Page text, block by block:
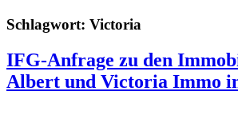
Schlagwort: Victoria
IFG-Anfrage zu den
Albert und Victoria Immo